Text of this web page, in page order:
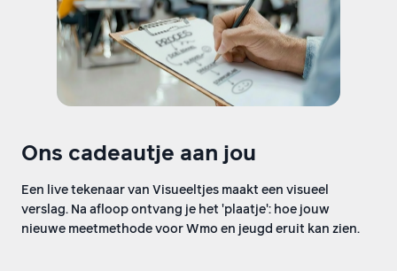
Ons cadeautje aan jou
Een live tekenaar van Visueeltjes maakt een visueel
verslag. Na afloop ontvang je het 'plaatje': hoe jouw
nieuwe meetmethode voor Wmo en jeugd eruit kan zien.